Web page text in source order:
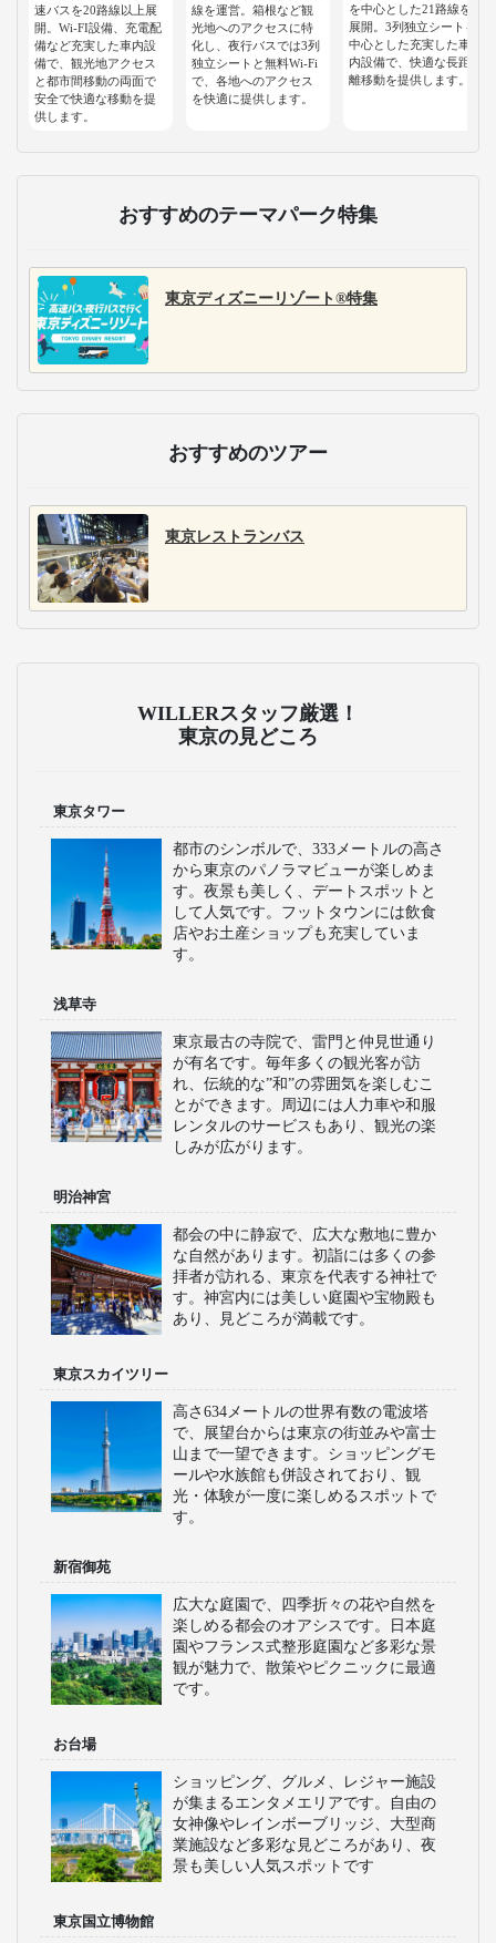
速バスを20路線以上展
開。Wi-FI設備、充電配
備など充実した車内設
備で、観光地アクセス
と都市間移動の両面で
安全で快適な移動を提
供します。
線を運営。箱根など観
光地へのアクセスに特
化し、夜行バスでは3列
独立シートと無料Wi-Fi
で、各地へのアクセス
を快適に提供します。
を中心とした21路線を
展開。3列独立シートを
中心とした充実した車
内設備で、快適な長距
離移動を提供します。
おすすめのテーマパーク特集
東京ディズニーリゾート®特集
おすすめのツアー
東京レストランバス
WILLERスタッフ厳選！
東京の見どころ
東京タワー
都市のシンボルで、333メートルの高さ
から東京のパノラマビューが楽しめま
す。夜景も美しく、デートスポットと
して人気です。フットタウンには飲食
店やお土産ショップも充実していま
す。
浅草寺
東京最古の寺院で、雷門と仲見世通り
が有名です。毎年多くの観光客が訪
れ、伝統的な”和”の雰囲気を楽しむこ
とができます。周辺には人力車や和服
レンタルのサービスもあり、観光の楽
しみが広がります。
明治神宮
都会の中に静寂で、広大な敷地に豊か
な自然があります。初詣には多くの参
拝者が訪れる、東京を代表する神社で
す。神宮内には美しい庭園や宝物殿も
あり、見どころが満載です。
東京スカイツリー
高さ634メートルの世界有数の電波塔
で、展望台からは東京の街並みや富士
山まで一望できます。ショッピングモ
ールや水族館も併設されており、観
光・体験が一度に楽しめるスポットで
す。
新宿御苑
広大な庭園で、四季折々の花や自然を
楽しめる都会のオアシスです。日本庭
園やフランス式整形庭園など多彩な景
観が魅力で、散策やピクニックに最適
です。
お台場
ショッピング、グルメ、レジャー施設
が集まるエンタメエリアです。自由の
女神像やレインボーブリッジ、大型商
業施設など多彩な見どころがあり、夜
景も美しい人気スポットです
東京国立博物館